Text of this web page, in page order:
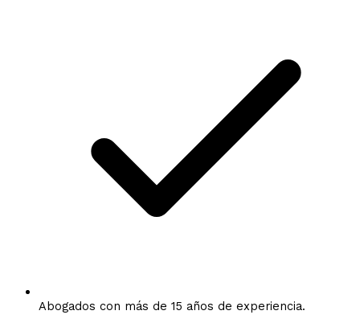
Abogados con más de 15 años de experiencia.